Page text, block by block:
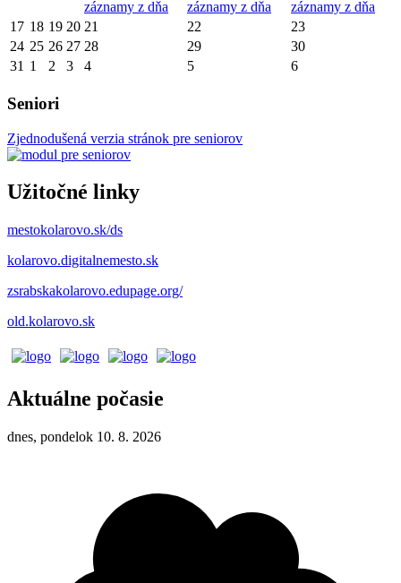
záznamy z dňa záznamy z dňa
záznamy z dňa
17 18 19 20 21 22
23
24 25 26 27 28 29
30
31 1 2 3 4 5 6
Seniori
Zjednodušená verzia stránok pre seniorov
Užitočné linky
mestokolarovo.sk/ds
kolarovo.digitalnemesto.sk
zsrabskakolarovo.edupage.org/
old.kolarovo.sk
Aktuálne počasie
dnes, pondelok 10. 8. 2026